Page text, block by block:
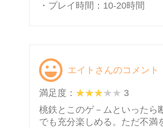
・プレイ時間：10-20時間
エイトさんのコメント
満足度：
3
桃鉄とこのゲ－ムといったら
でも充分楽しめる。ただ不満